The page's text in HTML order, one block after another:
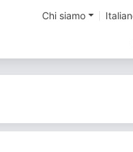
Chi siamo